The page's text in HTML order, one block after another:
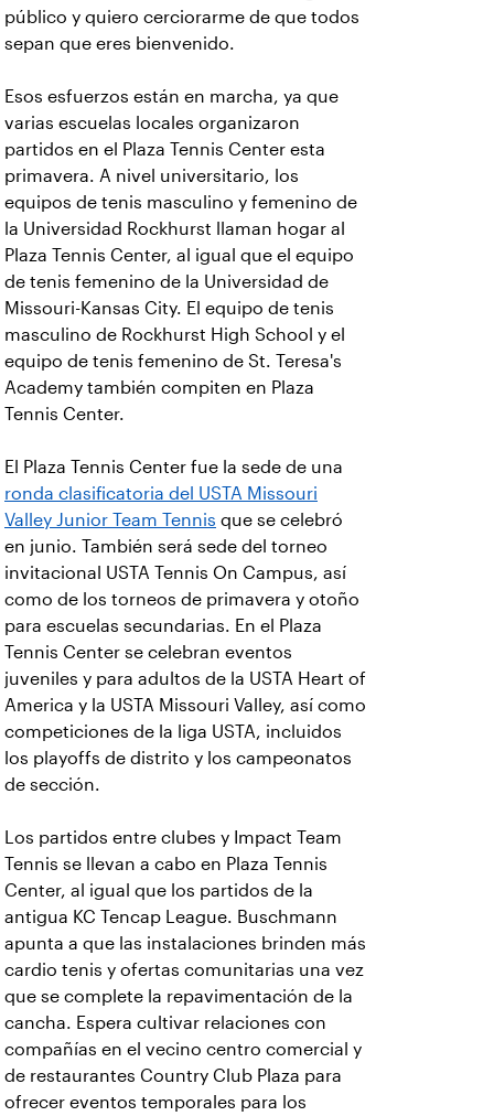
público y quiero cerciorarme de que todos
sepan que eres bienvenido.
Esos esfuerzos están en marcha, ya que
varias escuelas locales organizaron
partidos en el Plaza Tennis Center esta
primavera. A nivel universitario, los
equipos de tenis masculino y femenino de
la Universidad Rockhurst llaman hogar al
Plaza Tennis Center, al igual que el equipo
de tenis femenino de la Universidad de
Missouri-Kansas City. El equipo de tenis
masculino de Rockhurst High School y el
equipo de tenis femenino de St. Teresa's
Academy también compiten en Plaza
Tennis Center.
El Plaza Tennis Center fue la sede de una
ronda clasificatoria del USTA Missouri
Valley Junior Team Tennis que se celebró
en junio. También será sede del torneo
invitacional USTA Tennis On Campus, así
como de los torneos de primavera y otoño
para escuelas secundarias. En el Plaza
Tennis Center se celebran eventos
juveniles y para adultos de la USTA Heart of
America y la USTA Missouri Valley, así como
competiciones de la liga USTA, incluidos
los playoffs de distrito y los campeonatos
de sección.
Los partidos entre clubes y Impact Team
Tennis se llevan a cabo en Plaza Tennis
Center, al igual que los partidos de la
antigua KC Tencap League. Buschmann
apunta a que las instalaciones brinden más
cardio tenis y ofertas comunitarias una vez
que se complete la repavimentación de la
cancha. Espera cultivar relaciones con
compañías en el vecino centro comercial y
de restaurantes Country Club Plaza para
ofrecer eventos temporales para los